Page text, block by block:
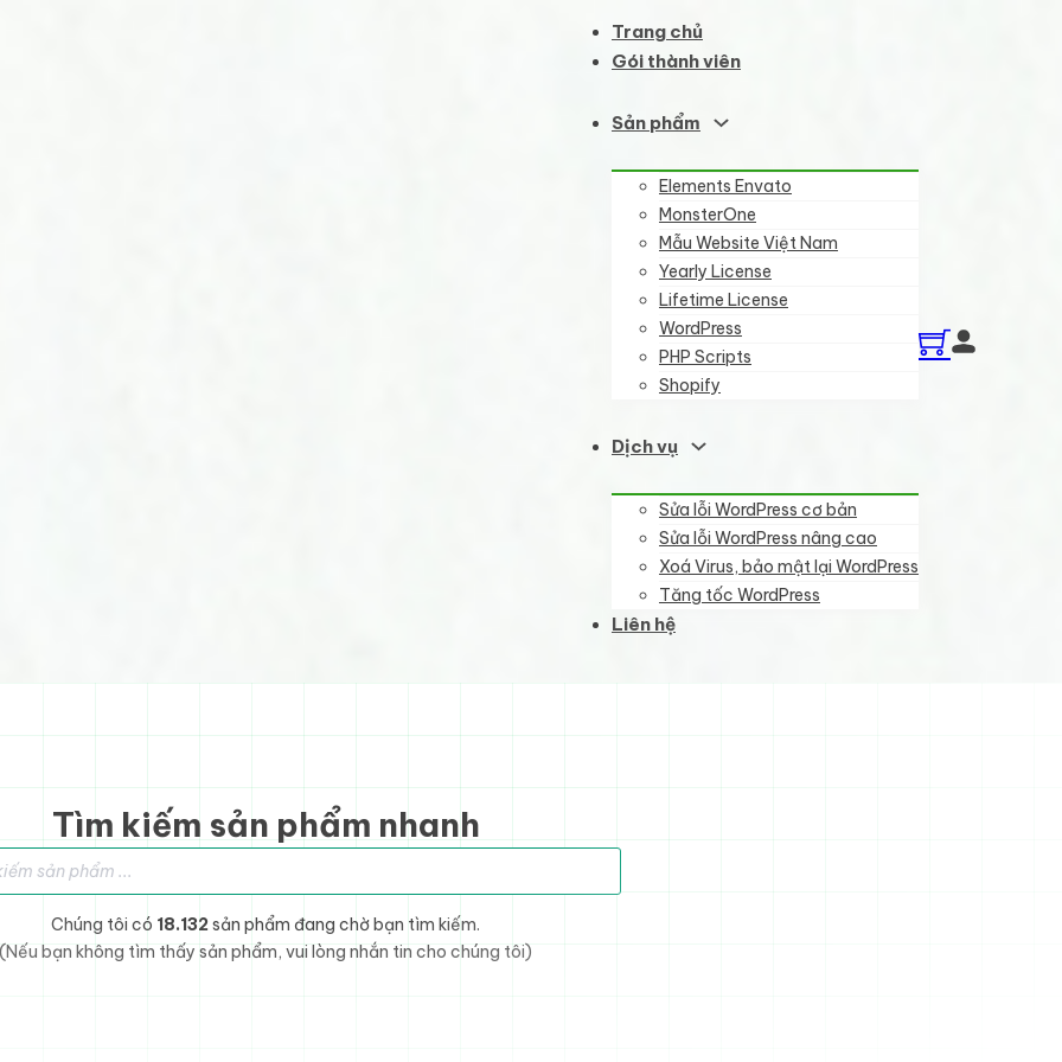
Trang chủ
Gói thành viên
Sản phẩm
Elements Envato
MonsterOne
Mẫu Website Việt Nam
Yearly License
Lifetime License
WordPress
PHP Scripts
Shopify
Dịch vụ
Sửa lỗi WordPress cơ bản
Sửa lỗi WordPress nâng cao
Xoá Virus, bảo mật lại WordPress
Tăng tốc WordPress
Liên hệ
Tìm kiếm sản phẩm nhanh
phẩm
Chúng tôi có 18.132 sản phẩm đang chờ bạn tìm kiếm.
(Nếu bạn không tìm thấy sản phẩm, vui lòng nhắn tin cho chúng tôi)